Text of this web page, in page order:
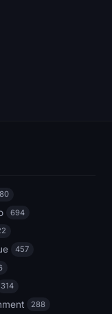
694
457
314
288